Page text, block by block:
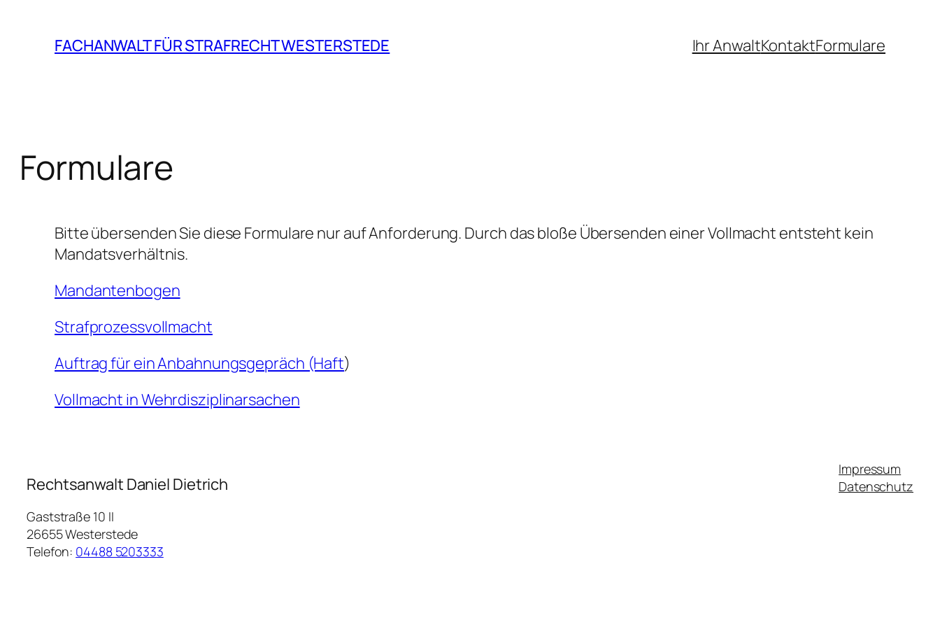
springen
FACHANWALT FÜR STRAFRECHT WESTERSTEDE Ihr AnwaltKontaktFormulare
Formulare
Bitte übersenden Sie diese Formulare nur auf Anforderung. Durch das bloße Übersenden einer Vollmacht entsteht kein
Mandatsverhältnis.
Mandantenbogen
Strafprozessvollmacht
Auftrag für ein Anbahnungsgepräch (Haft)
Vollmacht in Wehrdisziplinarsachen
Rechtsanwalt Daniel Dietrich
Gaststraße 10 II
26655Westerstede
Telefon: 04488 5203333
Impressum
Datenschutz